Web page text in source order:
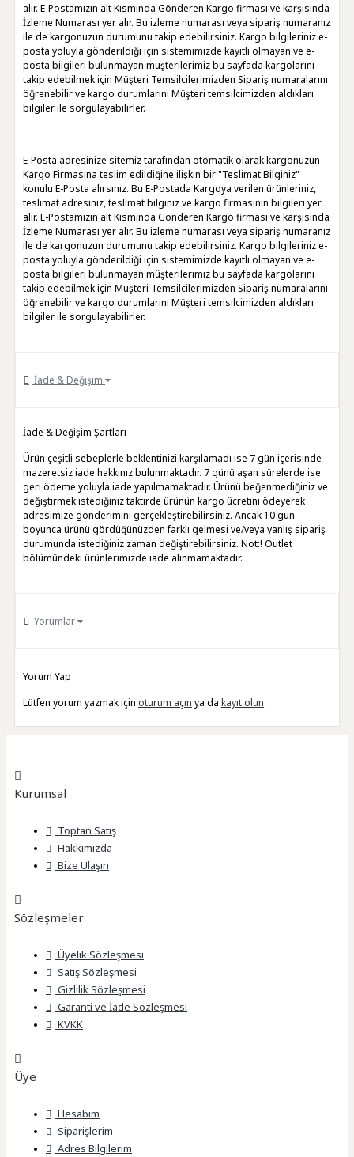
alır. E-Postamızın alt Kısmında Gönderen Kargo firması ve karşısında
İzleme Numarası yer alır. Bu izleme numarası veya sipariş numaranız
ile de kargonuzun durumunu takip edebilirsiniz. Kargo bilgileriniz e-
posta yoluyla gönderildiği için sistemimizde kayıtlı olmayan ve e-
posta bilgileri bulunmayan müşterilerimiz bu sayfada kargolarını
takip edebilmek için Müşteri Temsilcilerimizden Sipariş numaralarını
öğrenebilir ve kargo durumlarını Müşteri temsilcimizden aldıkları
bilgiler ile sorgulayabilirler.
E-Posta adresinize sitemiz tarafından otomatik olarak kargonuzun
Kargo Firmasına teslim edildiğine ilişkin bir "Teslimat Bilginiz"
konulu E-Posta alırsınız. Bu E-Postada Kargoya verilen ürünleriniz,
teslimat adresiniz, teslimat bilginiz ve kargo firmasının bilgileri yer
alır. E-Postamızın alt Kısmında Gönderen Kargo firması ve karşısında
İzleme Numarası yer alır. Bu izleme numarası veya sipariş numaranız
ile de kargonuzun durumunu takip edebilirsiniz. Kargo bilgileriniz e-
posta yoluyla gönderildiği için sistemimizde kayıtlı olmayan ve e-
posta bilgileri bulunmayan müşterilerimiz bu sayfada kargolarını
takip edebilmek için Müşteri Temsilcilerimizden Sipariş numaralarını
öğrenebilir ve kargo durumlarını Müşteri temsilcimizden aldıkları
bilgiler ile sorgulayabilirler.
İade & Değişim
İade & Değişim Şartları
Ürün çeşitli sebeplerle beklentinizi karşılamadı ise 7 gün içerisinde
mazeretsiz iade hakkınız bulunmaktadır. 7 günü aşan sürelerde ise
geri ödeme yoluyla iade yapılmamaktadır. Ürünü beğenmediğiniz ve
değiştirmek istediğiniz taktirde ürünün kargo ücretini ödeyerek
adresimize gönderimini gerçekleştirebilirsiniz. Ancak 10 gün
boyunca ürünü gördüğünüzden farklı gelmesi ve/veya yanlış sipariş
durumunda istediğiniz zaman değiştirebilirsiniz. Not:! Outlet
bölümündeki ürünlerimizde iade alınmamaktadır.
Yorumlar
Yorum Yap
Lütfen yorum yazmak için oturum açın ya da kayıt olun.
Kurumsal
Toptan Satış
Hakkımızda
Bize Ulaşın
Sözleşmeler
Üyelik Sözleşmesi
Satış Sözleşmesi
Gizlilik Sözleşmesi
Garanti ve İade Sözleşmesi
KVKK
Üye
Hesabım
Siparişlerim
Adres Bilgilerim